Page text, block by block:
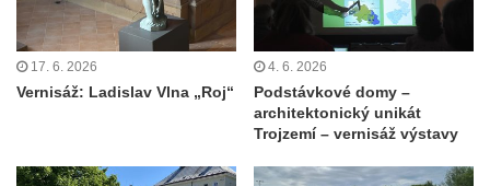
17. 6. 2026
Vernisáž: Ladislav Vlna „Roj“
4. 6. 2026
Podstávkové domy –
architektonický unikát
Trojzemí – vernisáž výstavy